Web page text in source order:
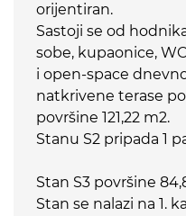
orijentiran.
Sastoji se od
sobe, kupaonice,
i open-space
natkrivene terase
površine 121,22 m2.
Stanu S2 pripada 1
Stan S3 površine
Stan se nalazi na 1.